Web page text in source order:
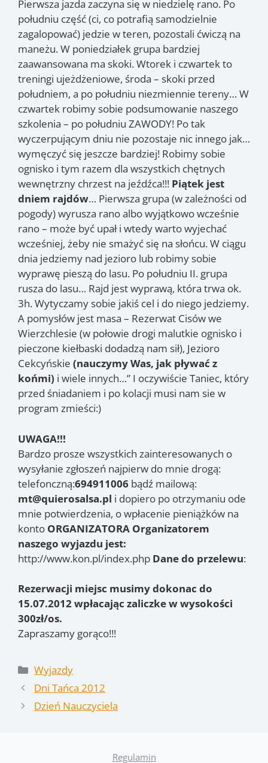
Pierwsza jazda zaczyna się w niedzielę rano. Po
południu część (ci, co potrafią samodzielnie
zagalopować) jedzie w teren, pozostali ćwiczą na
maneżu. W poniedziałek grupa bardziej
zaawansowana ma skoki. Wtorek i czwartek to
treningi ujeżdżeniowe, środa – skoki przed
południem, a po południu niezmiennie tereny… W
czwartek robimy sobie podsumowanie naszego
szkolenia – po południu ZAWODY! Po tak
wyczerpującym dniu nie pozostaje nic innego jak…
wymęczyć się jeszcze bardziej! Robimy sobie
ognisko i tym razem dla wszystkich chętnych
wewnętrzny chrzest na jeźdźca!!! Piątek jest
dniem rajdów… Pierwsza grupa (w zależności od
pogody) wyrusza rano albo wyjątkowo wcześnie
rano – może być upał i wtedy warto wyjechać
wcześniej, żeby nie smażyć się na słońcu. W ciągu
dnia jedziemy nad jezioro lub robimy sobie
wyprawę pieszą do lasu. Po południu II. grupa
rusza do lasu… Rajd jest wyprawą, która trwa ok.
3h. Wytyczamy sobie jakiś cel i do niego jedziemy.
A pomysłów jest masa – Rezerwat Cisów we
Wierzchlesie (w połowie drogi malutkie ognisko i
pieczone kiełbaski dodadzą nam sił), Jezioro
Cekcyńskie (nauczymy Was, jak pływać z
końmi) i wiele innych…” I oczywiście Taniec, który
przed śniadaniem i po kolacji musi nam sie w
program zmieści:)
UWAGA!!!
Bardzo prosze wszystkich zainteresowanych o
wysyłanie zgłoszeń najpierw do mnie drogą:
telefonczną:694911006 bądź mailową:
mt@quierosalsa.pl i dopiero po otrzymaniu ode
mnie potwierdzenia, o wpłacenie pieniążków na
konto ORGANIZATORA Organizatorem
naszego wyjazdu jest:
http://www.kon.pl/index.php Dane do przelewu:
Rezerwacji miejsc musimy dokonac do
15.07.2012 wpłacając zaliczke w wysokości
300zł/os.
Zapraszamy gorąco!!!
Kategorie
Wyjazdy
Dni Tańca 2012
Dzień Nauczyciela
Regulamin